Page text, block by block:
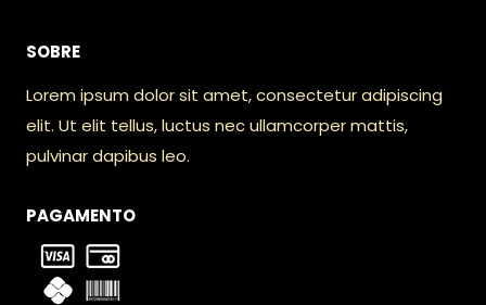
SOBRE
Lorem ipsum dolor sit amet, consectetur adipiscing
elit. Ut elit tellus, luctus nec ullamcorper mattis,
pulvinar dapibus leo.
PAGAMENTO